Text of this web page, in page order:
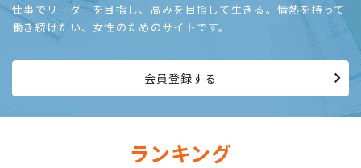
仕事でリーダーを目指し、高みを目指して生きる。情熱を持って
働き続けたい、女性のためのサイトです。
会員登録する
ランキング